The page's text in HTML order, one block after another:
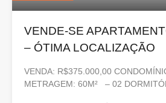
VENDE-SE
– ÓTIMA LOCALIZAÇÃO
VENDA: R$375.000,00
METRAGEM: 60M² – 02